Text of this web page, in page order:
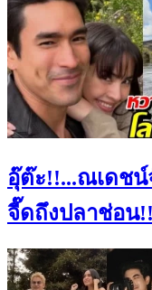
อุ๊ต๊ะ!!...ณเดช
จี๊ดถึงปลาช่อน!!